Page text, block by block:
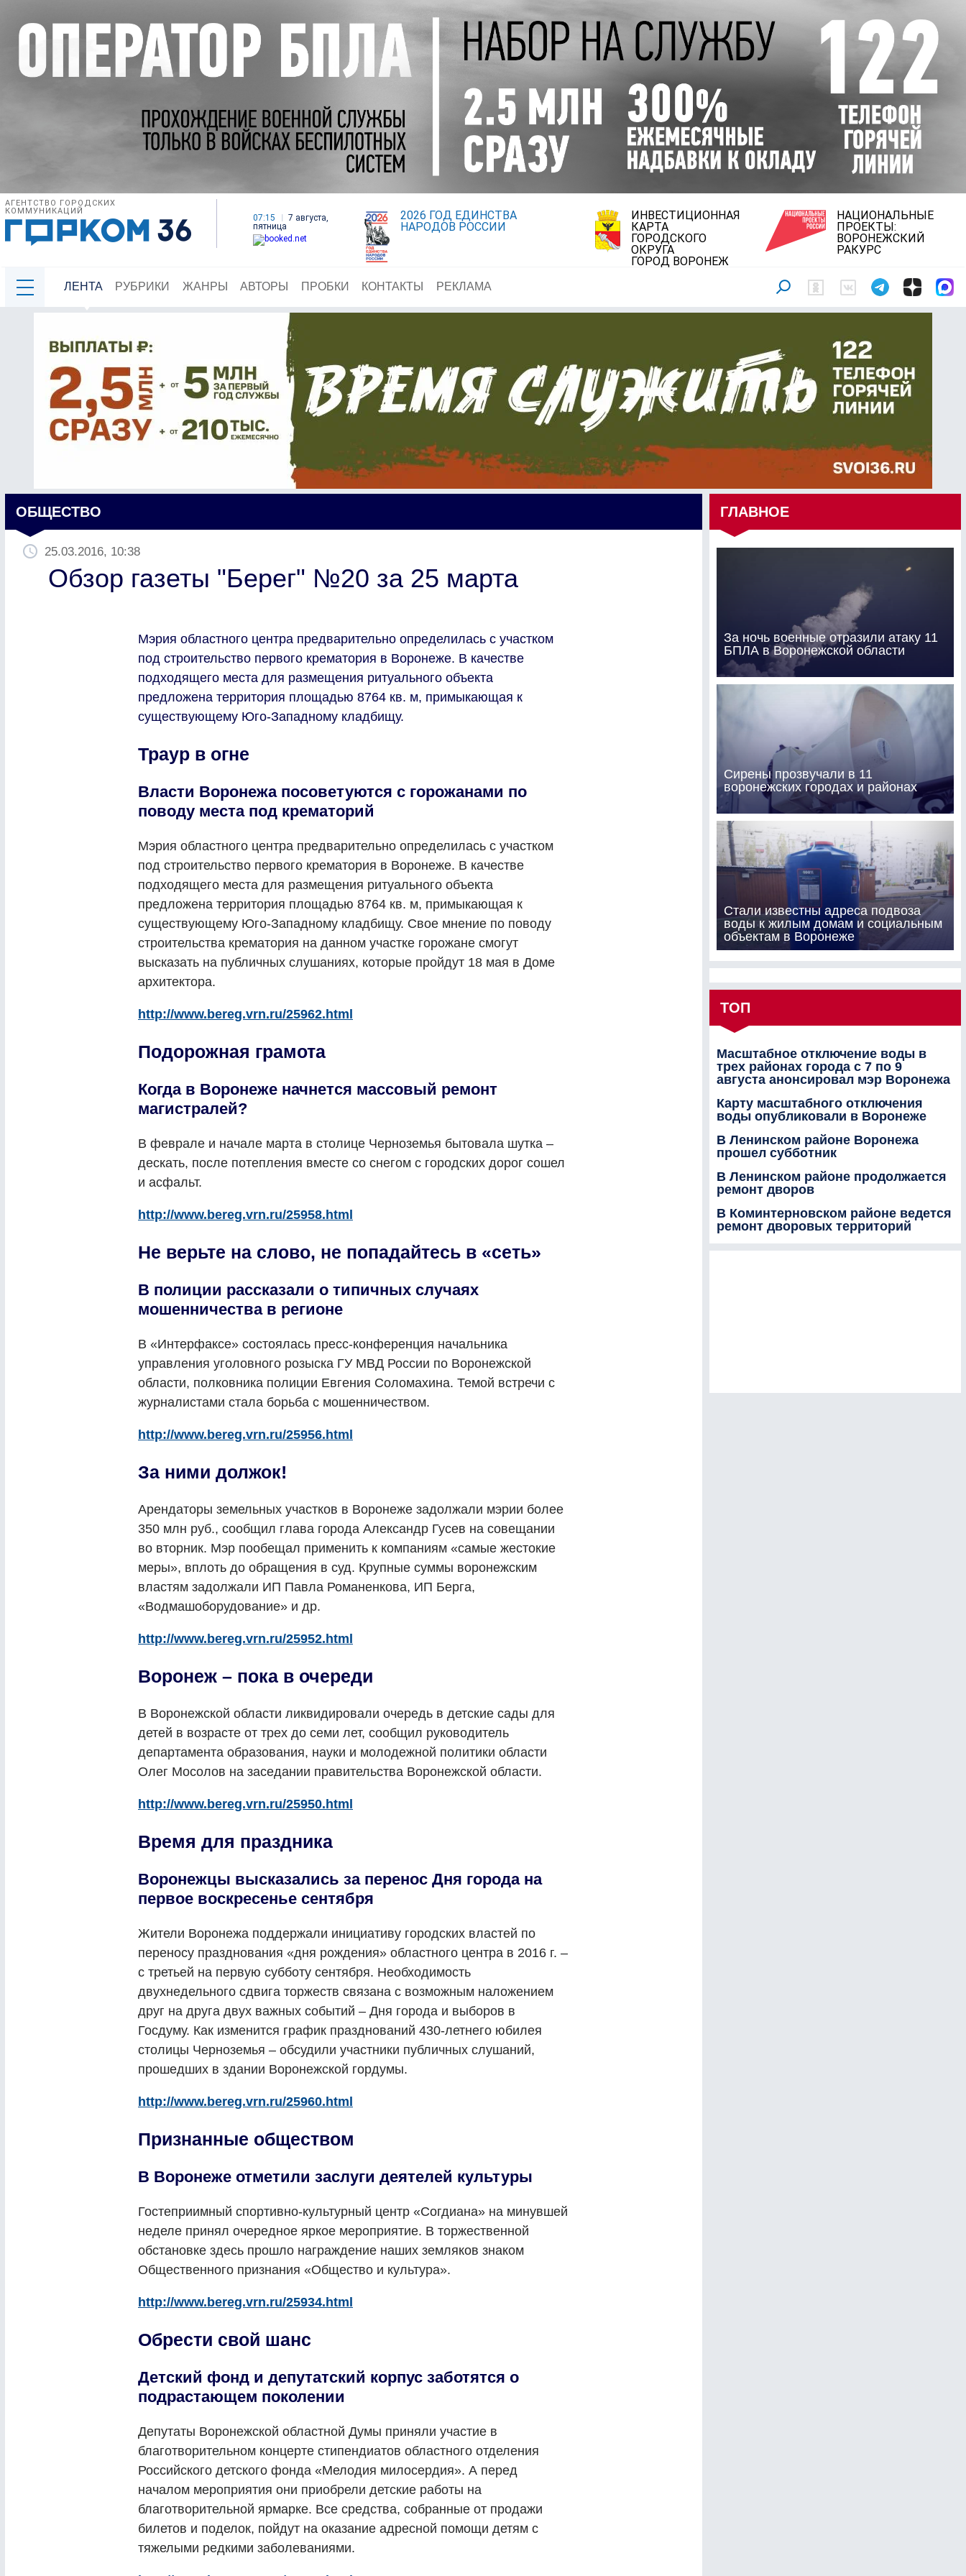
АГЕНТСТВО ГОРОДСКИХ
КОММУНИКАЦИЙ
07:15
7 августа,
пятница
2026 ГОД ЕДИНСТВА
НАРОДОВ РОССИИ
ИНВЕСТИЦИОННАЯ
КАРТА
ГОРОДСКОГО
ОКРУГА
ГОРОД ВОРОНЕЖ
НАЦИОНАЛЬНЫЕ
ПРОЕКТЫ:
ВОРОНЕЖСКИЙ
РАКУРС
ЛЕНТА РУБРИКИ ЖАНРЫ АВТОРЫ ПРОБКИ КОНТАКТЫ РЕКЛАМА
ОБЩЕСТВО
25.03.2016, 10:38
Обзор газеты "Берег" №20 за 25 марта
Мэрия областного центра предварительно определилась с участком
под строительство первого крематория в Воронеже. В качестве
подходящего места для размещения ритуального объекта
предложена территория площадью 8764 кв. м, примыкающая к
существующему Юго-Западному кладбищу.
Траур в огне
Власти Воронежа посоветуются с горожанами по
поводу места под крематорий
Мэрия областного центра предварительно определилась с участком
под строительство первого крематория в Воронеже. В качестве
подходящего места для размещения ритуального объекта
предложена территория площадью 8764 кв. м, примыкающая к
существующему Юго-Западному кладбищу. Свое мнение по поводу
строительства крематория на данном участке горожане смогут
высказать на публичных слушаниях, которые пройдут 18 мая в Доме
архитектора.
http://www.bereg.vrn.ru/25962.html
Подорожная грамота
Когда в Воронеже начнется массовый ремонт
магистралей?
В феврале и начале марта в столице Черноземья бытовала шутка –
дескать, после потепления вместе со снегом с городских дорог сошел
и асфальт.
http://www.bereg.vrn.ru/25958.html
Не верьте на слово, не попадайтесь в «сеть»
В полиции рассказали о типичных случаях
мошенничества в регионе
В «Интерфаксе» состоялась пресс-конференция начальника
управления уголовного розыска ГУ МВД России по Воронежской
области, полковника полиции Евгения Соломахина. Темой встречи с
журналистами стала борьба с мошенничеством.
http://www.bereg.vrn.ru/25956.html
За ними должок!
Арендаторы земельных участков в Воронеже задолжали мэрии более
350 млн руб., сообщил глава города Александр Гусев на совещании
во вторник. Мэр пообещал применить к компаниям «самые жестокие
меры», вплоть до обращения в суд. Крупные суммы воронежским
властям задолжали ИП Павла Романенкова, ИП Берга,
«Водмашоборудование» и др.
http://www.bereg.vrn.ru/25952.html
Воронеж – пока в очереди
В Воронежской области ликвидировали очередь в детские сады для
детей в возрасте от трех до семи лет, сообщил руководитель
департамента образования, науки и молодежной политики области
Олег Мосолов на заседании правительства Воронежской области.
http://www.bereg.vrn.ru/25950.html
Время для праздника
Воронежцы высказались за перенос Дня города на
первое воскресенье сентября
Жители Воронежа поддержали инициативу городских властей по
переносу празднования «дня рождения» областного центра в 2016 г. –
с третьей на первую субботу сентября. Необходимость
двухнедельного сдвига торжеств связана с возможным наложением
друг на друга двух важных событий – Дня города и выборов в
Госдуму. Как изменится график празднований 430-летнего юбилея
столицы Черноземья – обсудили участники публичных слушаний,
прошедших в здании Воронежской гордумы.
http://www.bereg.vrn.ru/25960.html
Признанные обществом
В Воронеже отметили заслуги деятелей культуры
Гостеприимный спортивно-культурный центр «Согдиана» на минувшей
неделе принял очередное яркое мероприятие. В торжественной
обстановке здесь прошло награждение наших земляков знаком
Общественного признания «Общество и культура».
http://www.bereg.vrn.ru/25934.html
Обрести свой шанс
Детский фонд и депутатский корпус заботятся о
подрастающем поколении
Депутаты Воронежской областной Думы приняли участие в
благотворительном концерте стипендиатов областного отделения
Российского детского фонда «Мелодия милосердия». А перед
началом мероприятия они приобрели детские работы на
благотворительной ярмарке. Все средства, собранные от продажи
билетов и поделок, пойдут на оказание адресной помощи детям с
тяжелыми редкими заболеваниями.
ГЛАВНОЕ
За ночь военные отразили атаку 11
БПЛА в Воронежской области
Сирены прозвучали в 11
воронежских городах и районах
Стали известны адреса подвоза
воды к жилым домам и социальным
объектам в Воронеже
ТОП
Масштабное отключение воды в
трех районах города с 7 по 9
августа анонсировал мэр Воронежа
Карту масштабного отключения
воды опубликовали в Воронеже
В Ленинском районе Воронежа
прошел субботник
В Ленинском районе продолжается
ремонт дворов
В Коминтерновском районе ведется
ремонт дворовых территорий